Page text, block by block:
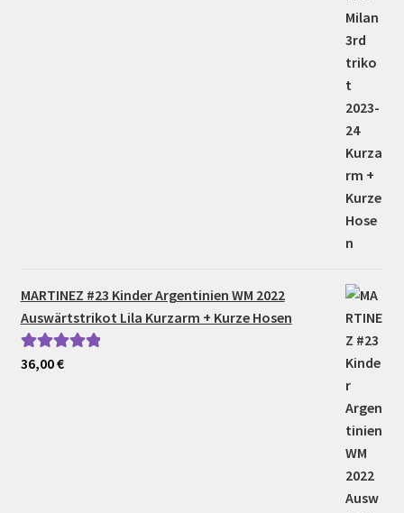
MARTINEZ #23 Kinder Argentinien WM 2022
Auswärtstrikot Lila Kurzarm + Kurze Hosen
Bewertet mit
36,00€